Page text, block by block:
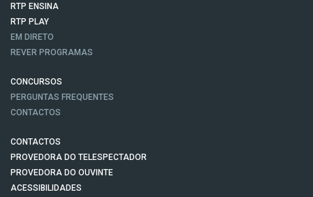
RTP ENSINA
RTP PLAY
EM DIRETO
REVER PROGRAMAS
CONCURSOS
PERGUNTAS FREQUENTES
CONTACTOS
CONTACTOS
PROVEDORA DO TELESPECTADOR
PROVEDORA DO OUVINTE
ACESSIBILIDADES